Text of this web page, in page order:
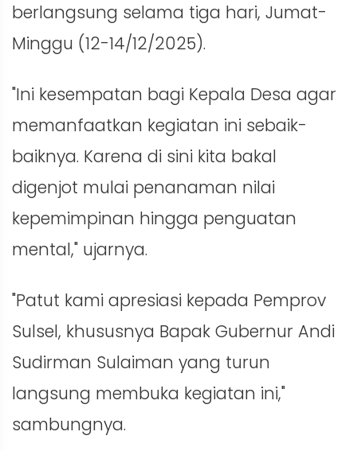
berlangsung selama tiga hari, Jumat-
Minggu (12-14/12/2025).
"Ini kesempatan bagi Kepala Desa agar
memanfaatkan kegiatan ini sebaik-
baiknya. Karena di sini kita bakal
digenjot mulai penanaman nilai
kepemimpinan hingga penguatan
mental," ujarnya.
"Patut kami apresiasi kepada Pemprov
Sulsel, khususnya Bapak Gubernur Andi
Sudirman Sulaiman yang turun
langsung membuka kegiatan ini,"
sambungnya.